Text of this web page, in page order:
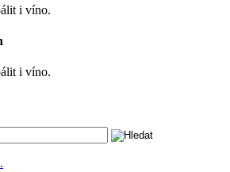
i víno.
i víno.